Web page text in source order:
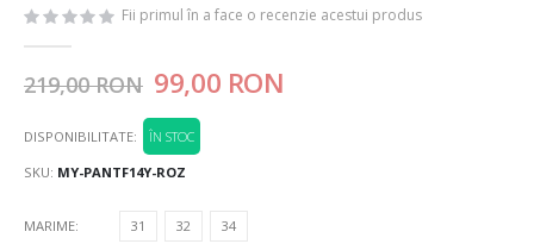
Fii primul în a face o recenzie acestui produs
219,00 RON 99,00 RON
DISPONIBILITATE:
ÎN STOC
SKU MY-PANTF14Y-ROZ
MARIME 31 32 34